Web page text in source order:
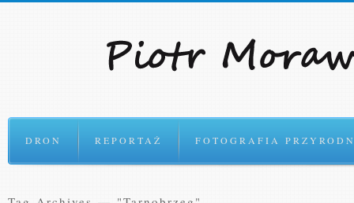
DRON REPORTAŻ FOTOGRAFIA